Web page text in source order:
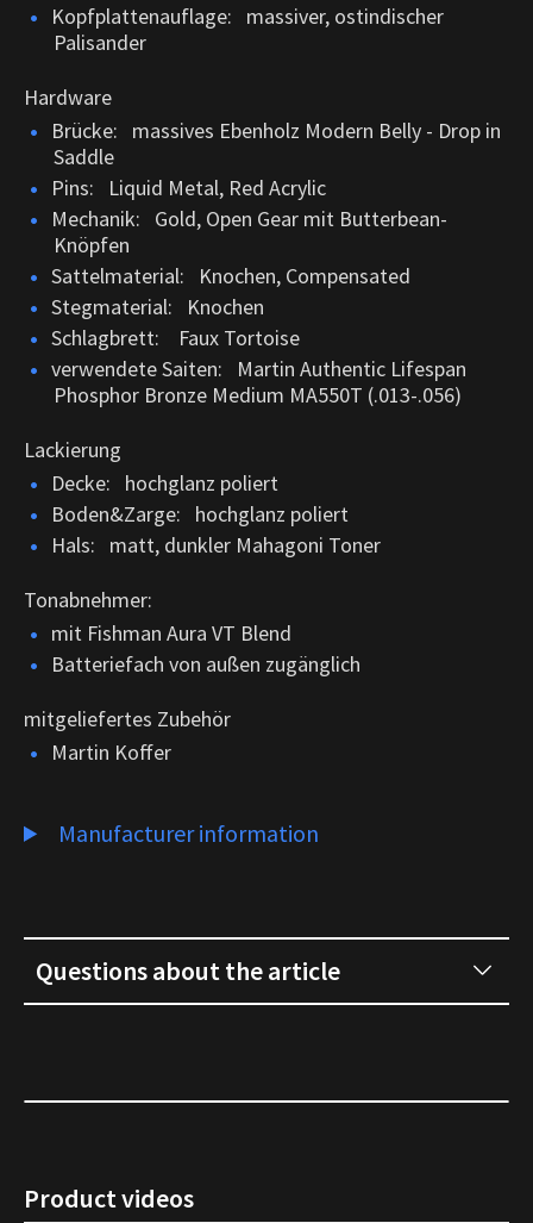
Kopfplattenauflage: massiver, ostindischer
Palisander
Hardware
Brücke: massives Ebenholz Modern Belly - Drop in
Saddle
Pins: Liquid Metal, Red Acrylic
Mechanik: Gold, Open Gear mit Butterbean-
Knöpfen
Sattelmaterial: Knochen, Compensated
Stegmaterial: Knochen
Schlagbrett: Faux Tortoise
verwendete Saiten: Martin Authentic Lifespan
Phosphor Bronze Medium MA550T (.013-.056)
Lackierung
Decke: hochglanz poliert
Boden&Zarge: hochglanz poliert
Hals: matt, dunkler Mahagoni Toner
Tonabnehmer:
mit Fishman Aura VT Blend
Batteriefach von außen zugänglich
mitgeliefertes Zubehör
Martin Koffer
Manufacturer information
Questions about the article
Product videos